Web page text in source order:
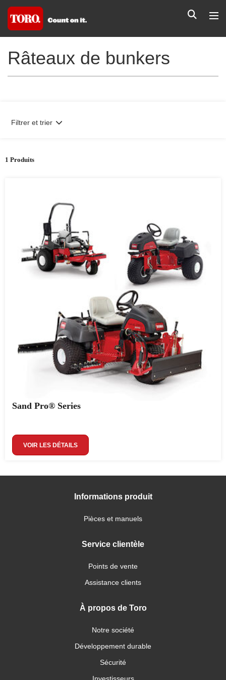
Râteaux de bunkers
1 Produits
Filtrer et trier
Sand Pro® Series
VOIR LES DÉTAILS
Informations produit
Pièces et manuels
Service clientèle
Points de vente
Assistance clients
À propos de Toro
Notre société
Développement durable
Sécurité